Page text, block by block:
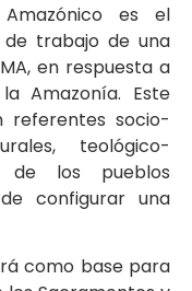
es el
trabajo de una
en respuesta a
Amazonía. Este
referentes socio-
teológico-
de los pueblos
configurar una
como base para